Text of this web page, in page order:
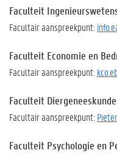
Faculteit
Facultair aanspreekpunt:
Faculteit Economie en
Facultair aanspreekpunt:
Faculteit Diergeneeskunde
Facultair aanspreekpunt:
Faculteit Psychologie en